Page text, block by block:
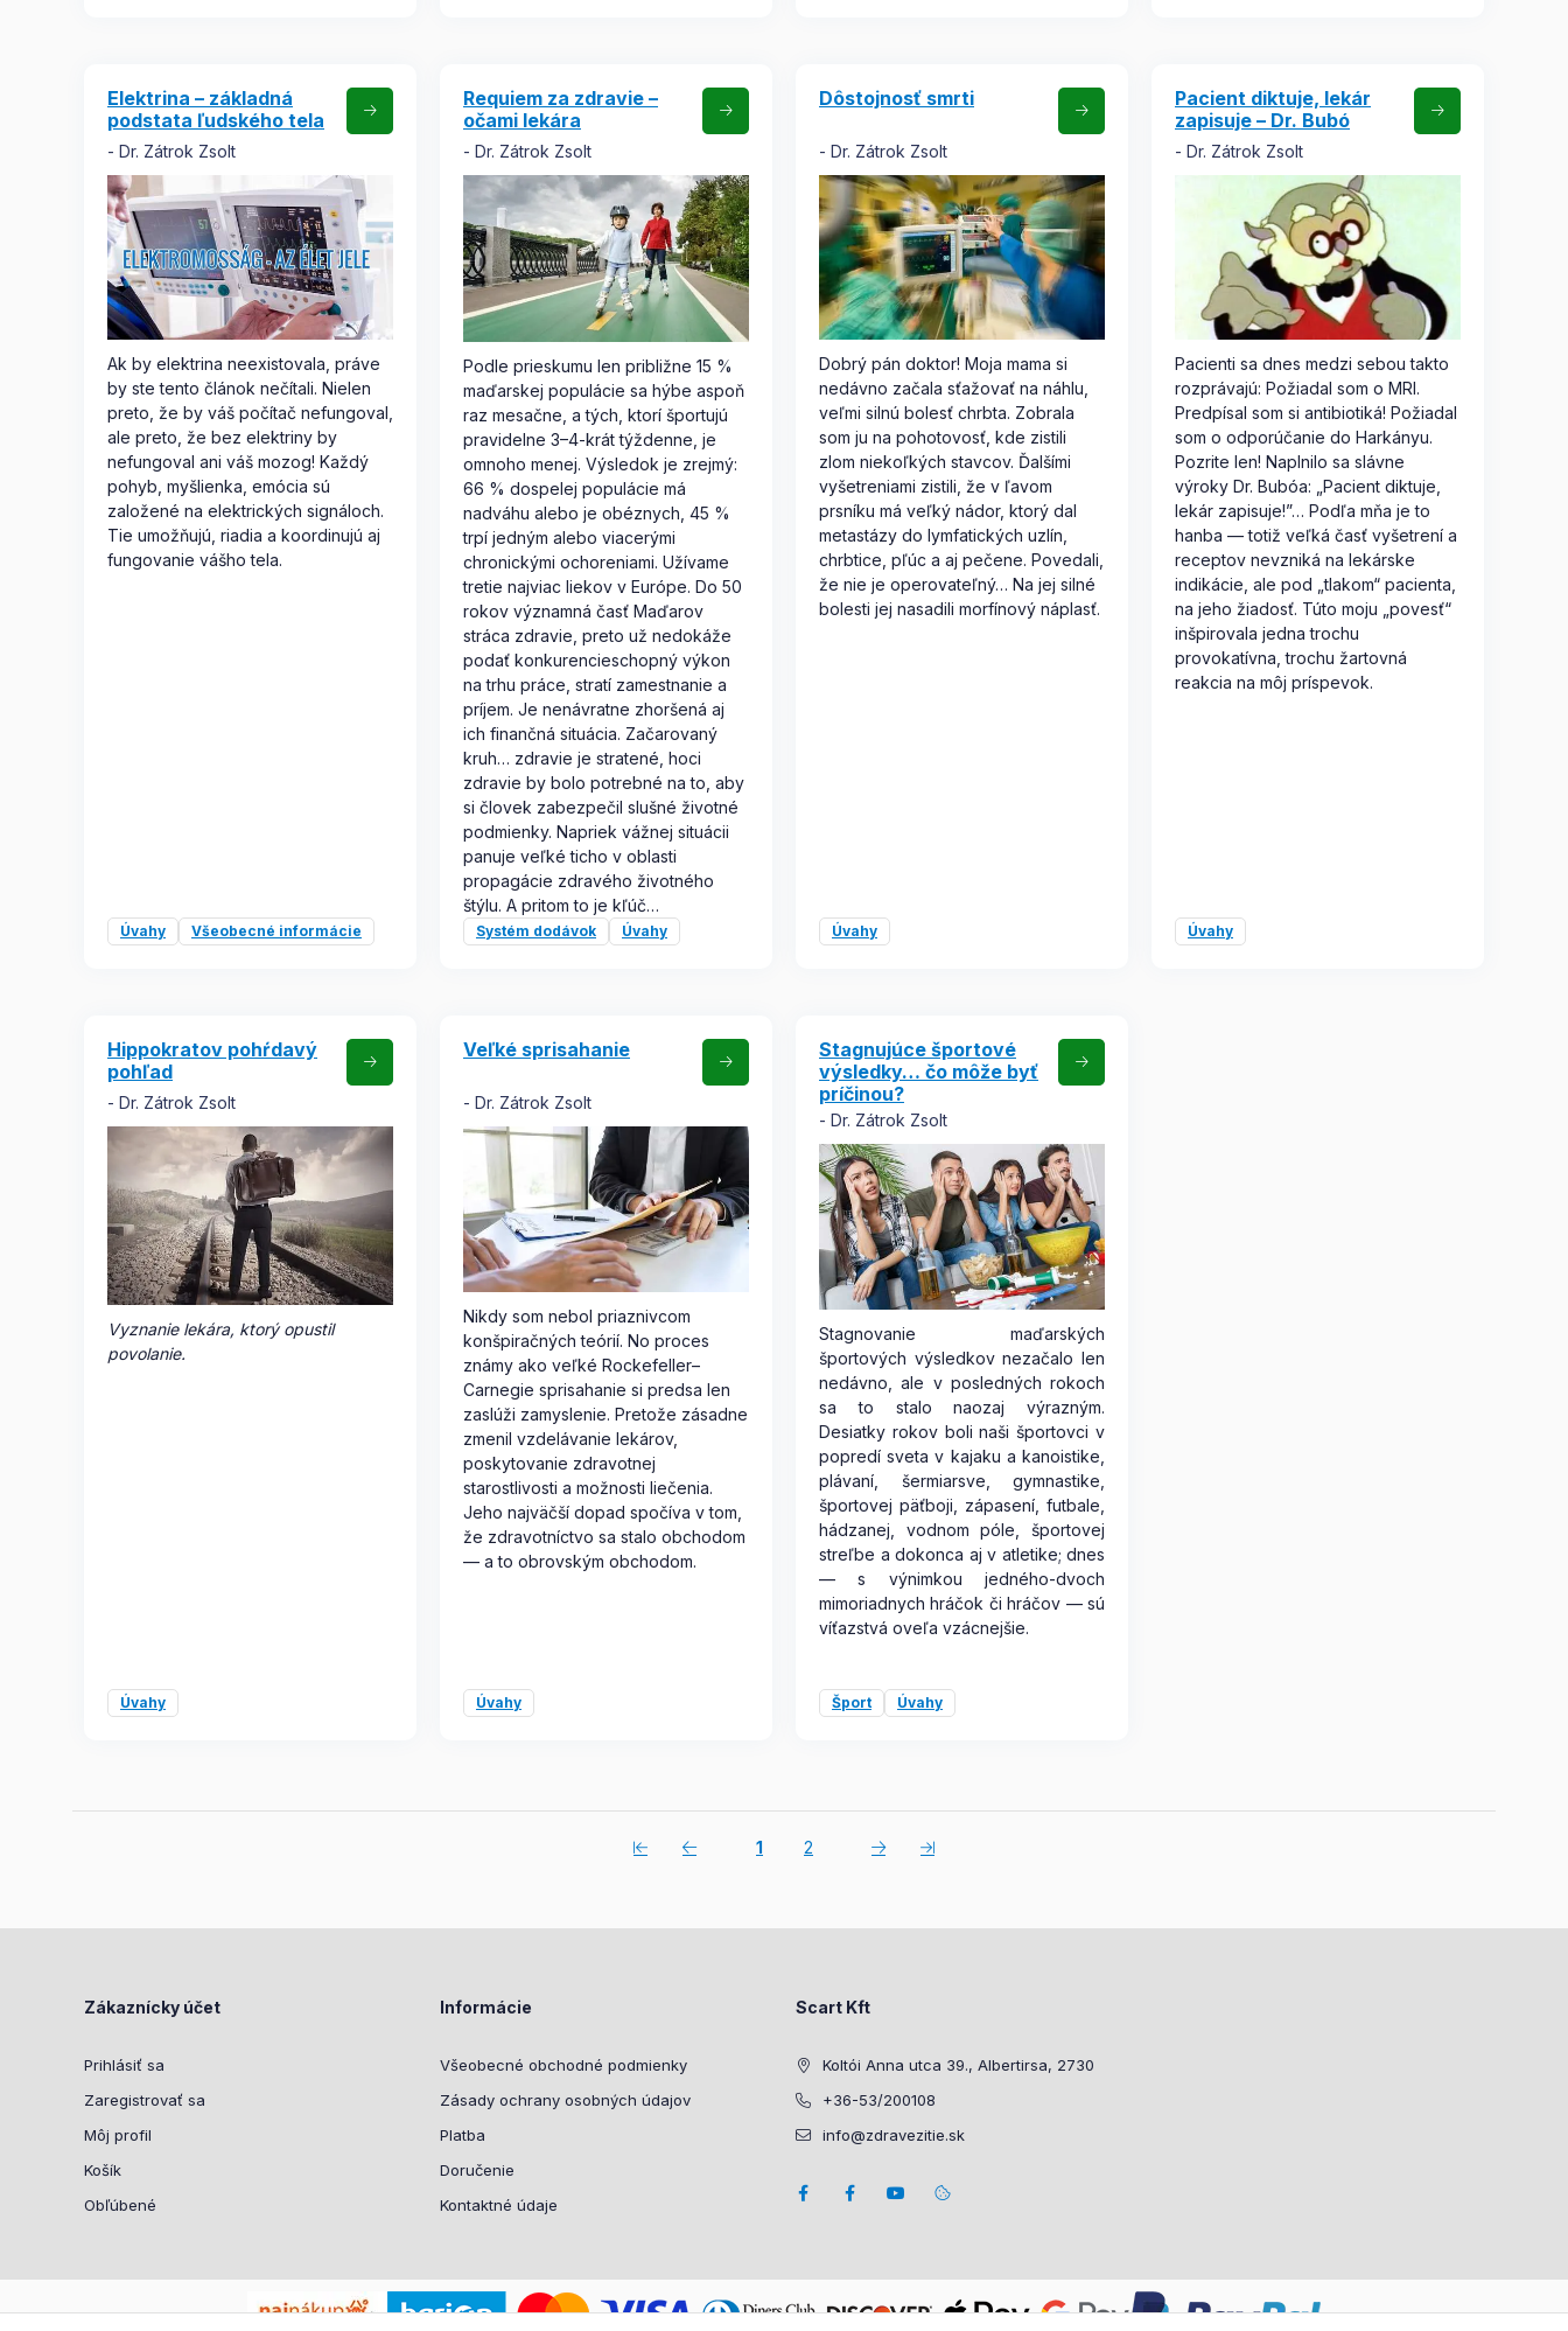
Elektrina – základná
podstata ľudského tela
Dr. Zátrok Zsolt
Ak by elektrina neexistovala, práve
by ste tento článok nečítali. Nielen
preto, že by váš počítač nefungoval,
ale preto, že bez elektriny by
nefungoval ani váš mozog! Každý
pohyb, myšlienka, emócia sú
založené na elektrických signáloch.
Tie umožňujú, riadia a koordinujú aj
fungovanie vášho tela.
Úvahy Všeobecné informácie
Requiem za zdravie –
očami lekára
Dr. Zátrok Zsolt
Podle prieskumu len približne 15 %
maďarskej populácie sa hýbe aspoň
raz mesačne, a tých, ktorí športujú
pravidelne 3–4-krát týždenne, je
omnoho menej. Výsledok je zrejmý:
66 % dospelej populácie má
nadváhu alebo je obéznych, 45 %
trpí jedným alebo viacerými
chronickými ochoreniami. Užívame
tretie najviac liekov v Európe. Do 50
rokov významná časť Maďarov
stráca zdravie, preto už nedokáže
podať konkurencieschopný výkon
na trhu práce, stratí zamestnanie a
príjem. Je nenávratne zhoršená aj
ich finančná situácia. Začarovaný
kruh… zdravie je stratené, hoci
zdravie by bolo potrebné na to, aby
si človek zabezpečil slušné životné
podmienky. Napriek vážnej situácii
panuje veľké ticho v oblasti
propagácie zdravého životného
štýlu. A pritom to je kľúč…
Systém dodávok Úvahy
Dôstojnosť smrti
Dr. Zátrok Zsolt
Dobrý pán doktor! Moja mama si
nedávno začala sťažovať na náhlu,
veľmi silnú bolesť chrbta. Zobrala
som ju na pohotovosť, kde zistili
zlom niekoľkých stavcov. Ďalšími
vyšetreniami zistili, že v ľavom
prsníku má veľký nádor, ktorý dal
metastázy do lymfatických uzlín,
chrbtice, pľúc a aj pečene. Povedali,
že nie je operovateľný… Na jej silné
bolesti jej nasadili morfínový náplasť.
Úvahy
Pacient diktuje, lekár
zapisuje – Dr. Bubó
Dr. Zátrok Zsolt
Pacienti sa dnes medzi sebou takto
rozprávajú: Požiadal som o MRI.
Predpísal som si antibiotiká! Požiadal
som o odporúčanie do Harkányu.
Pozrite len! Naplnilo sa slávne
výroky Dr. Bubóa: „Pacient diktuje,
lekár zapisuje!”… Podľa mňa je to
hanba — totiž veľká časť vyšetrení a
receptov nevzniká na lekárske
indikácie, ale pod „tlakom“ pacienta,
na jeho žiadosť. Túto moju „povesť“
inšpirovala jedna trochu
provokatívna, trochu žartovná
reakcia na môj príspevok.
Úvahy
Hippokratov pohŕdavý
pohľad
Dr. Zátrok Zsolt
Vyznanie lekára, ktorý opustil
povolanie.
Úvahy
Veľké sprisahanie
Dr. Zátrok Zsolt
Nikdy som nebol priaznivcom
konšpiračných teórií. No proces
známy ako veľké Rockefeller–
Carnegie sprisahanie si predsa len
zaslúži zamyslenie. Pretože zásadne
zmenil vzdelávanie lekárov,
poskytovanie zdravotnej
starostlivosti a možnosti liečenia.
Jeho najväčší dopad spočíva v tom,
že zdravotníctvo sa stalo obchodom
— a to obrovským obchodom.
Úvahy
Stagnujúce športové
výsledky… čo môže byť
príčinou?
Dr. Zátrok Zsolt
Stagnovanie maďarských
športových výsledkov nezačalo len
nedávno, ale v posledných rokoch
sa to stalo naozaj výrazným.
Desiatky rokov boli naši športovci v
popredí sveta v kajaku a kanoistike,
plávaní, šermiarsve, gymnastike,
športovej päťboji, zápasení, futbale,
hádzanej, vodnom póle, športovej
streľbe a dokonca aj v atletike; dnes
— s výnimkou jedného-dvoch
mimoriadnych hráčok či hráčov — sú
víťazstvá oveľa vzácnejšie.
Šport Úvahy
1 2
Zákaznícky účet
Prihlásiť sa
Zaregistrovať sa
Môj profil
Košík
Obľúbené
Informácie
Všeobecné obchodné podmienky
Zásady ochrany osobných údajov
Platba
Doručenie
Kontaktné údaje
Scart Kft
Koltói Anna utca 39., Albertirsa, 2730
+36-53/200108
info@zdravezitie.sk